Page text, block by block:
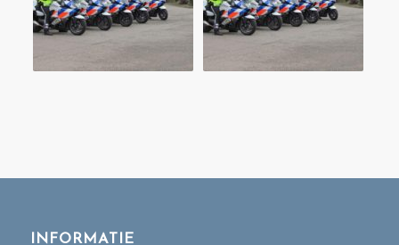
INFORMATIE